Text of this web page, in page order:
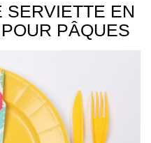
SERVIETTE EN
PÂQUES